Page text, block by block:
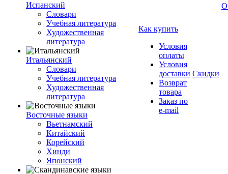
Испанский
Словари
Учебная литература
Художественная
литература
Итальянский
Словари
Учебная литература
Художественная
литература
Восточные языки
Вьетнамский
Китайский
Корейский
Хинди
Японский
Как купить
Условия
оплаты
Условия
доставки
Возврат
товара
Заказ по
e-mail
Скидки
О